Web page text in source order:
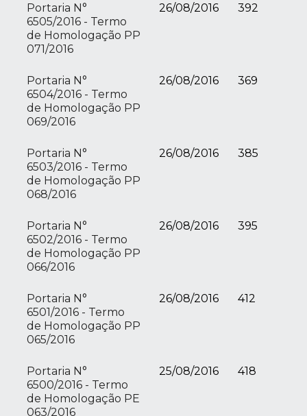
Portaria N°
6505/2016 - Termo
de Homologação PP
071/2016
26/08/2016 392
Portaria N°
6504/2016 - Termo
de Homologação PP
069/2016
26/08/2016 369
Portaria N°
6503/2016 - Termo
de Homologação PP
068/2016
26/08/2016 385
Portaria N°
6502/2016 - Termo
de Homologação PP
066/2016
26/08/2016 395
Portaria N°
6501/2016 - Termo
de Homologação PP
065/2016
26/08/2016 412
Portaria N°
6500/2016 - Termo
de Homologação PE
063/2016
25/08/2016 418